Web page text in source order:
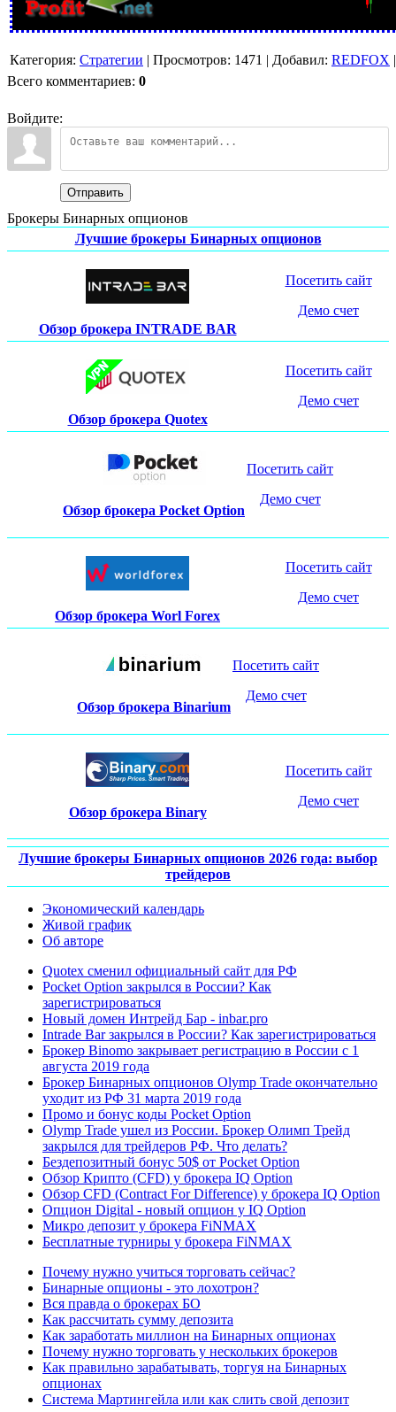
Категория: Стратегии | Просмотров: 1471 | Добавил: REDFOX
Всего комментариев: 0
Войдите:
Отправить
Брокеры Бинарных опционов
Лучшие брокеры Бинарных опционов
Обзор брокера INTRADE BAR
Посетить сайт
Демо счет
Обзор брокера Quotex
Посетить сайт
Демо счет
Обзор брокера Pocket Option
Посетить сайт
Демо счет
Обзор брокера Worl Forex
Посетить сайт
Демо счет
Обзор брокера Binarium
Посетить сайт
Демо счет
Обзор брокера Binary
Посетить сайт
Демо счет
Лучшие брокеры Бинарных опционов 2026 года: выбор
трейдеров
Экономический календарь
Живой график
Об авторе
Quotex сменил официальный сайт для РФ
Pocket Option закрылся в России? Как
зарегистрироваться
Новый домен Интрейд Бар - inbar.pro
Intrade Bar закрылся в России? Как зарегистрироваться
Брокер Binomo закрывает регистрацию в России с 1
августа 2019 года
Брокер Бинарных опционов Olymp Trade окончательно
уходит из РФ 31 марта 2019 года
Промо и бонус коды Pocket Option
Olymp Trade ушел из России. Брокер Олимп Трейд
закрылся для трейдеров РФ. Что делать?
Бездепозитный бонус 50$ от Pocket Option
Обзор Крипто (CFD) у брокера IQ Option
Обзор CFD (Contract For Difference) у брокера IQ Option
Опцион Digital - новый опцион у IQ Option
Микро депозит у брокера FiNMAX
Бесплатные турниры у брокера FiNMAX
Почему нужно учиться торговать сейчас?
Бинарные опционы - это лохотрон?
Вся правда о брокерах БО
Как рассчитать сумму депозита
Как заработать миллион на Бинарных опционах
Почему нужно торговать у нескольких брокеров
Как правильно зарабатывать, торгуя на Бинарных
опционах
Система Мартингейла или как слить свой депозит